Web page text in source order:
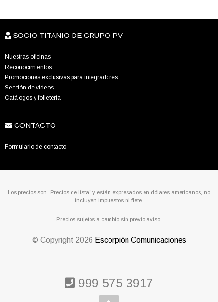
SOCIO TITANIO DE GRUPO PV
Nuestras oficinas
Reconocimientos
Promociones exclusivas para integradores
Sección de videos
Catálogos y folletería
CONTACTO
Formulario de contacto
Los precios son “Precios de lista” y están expresados en dólares americanos, no
incluyen impuestos ni flete.
Precios sujetos a cambio sin previo aviso.
© Copyright 2026 Escorpión Comunicaciones
999 575 3917